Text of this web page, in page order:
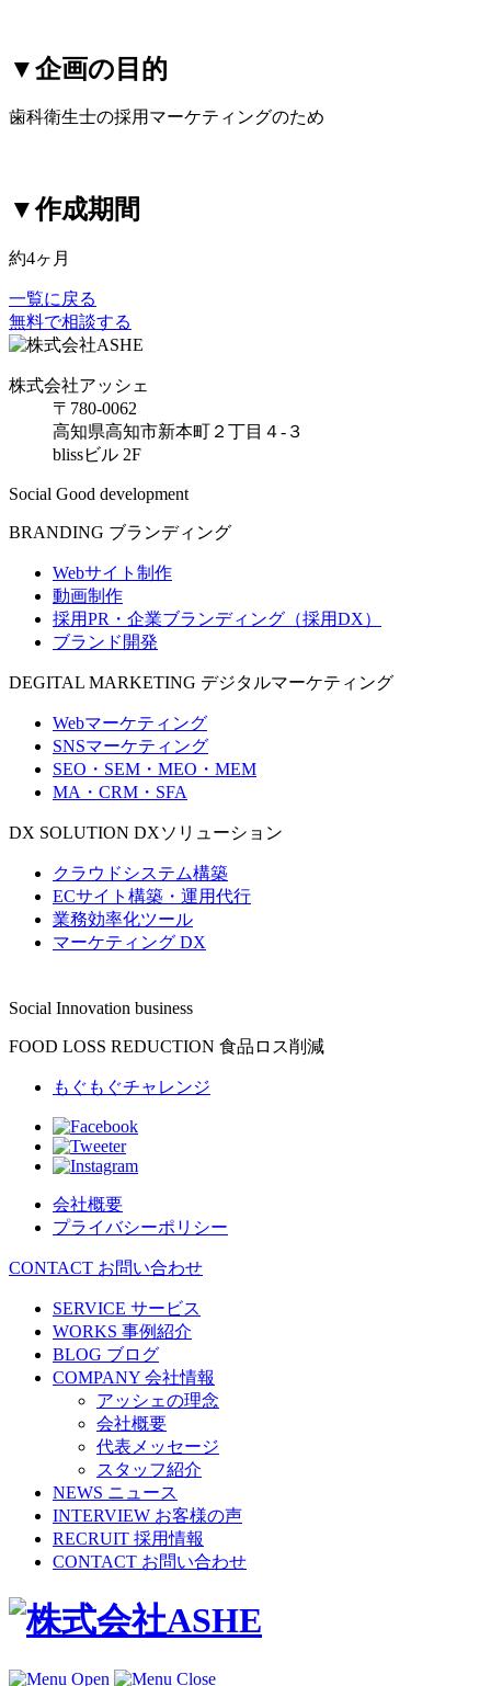
▼企画の目的
歯科衛生士の採用マーケティングのため
▼作成期間
約4ヶ月
一覧に戻る
無料で相談する
株式会社アッシェ
〒780-0062
高知県高知市新本町２丁目４-３
blissビル 2F
Social Good development
BRANDING ブランディング
Webサイト制作
動画制作
採用PR・企業ブランディング（採用DX）
ブランド開発
DEGITAL MARKETING デジタルマーケティング
Webマーケティング
SNSマーケティング
SEO・SEM・MEO・MEM
MA・CRM・SFA
DX SOLUTION DXソリューション
クラウドシステム構築
ECサイト構築・運用代行
業務効率化ツール
マーケティング DX
Social Innovation business
FOOD LOSS REDUCTION 食品ロス削減
もぐもぐチャレンジ
会社概要
プライバシーポリシー
CONTACT お問い合わせ
SERVICE サービス
WORKS 事例紹介
BLOG ブログ
COMPANY 会社情報
アッシェの理念
会社概要
代表メッセージ
スタッフ紹介
NEWS ニュース
INTERVIEW お客様の声
RECRUIT 採用情報
CONTACT お問い合わせ